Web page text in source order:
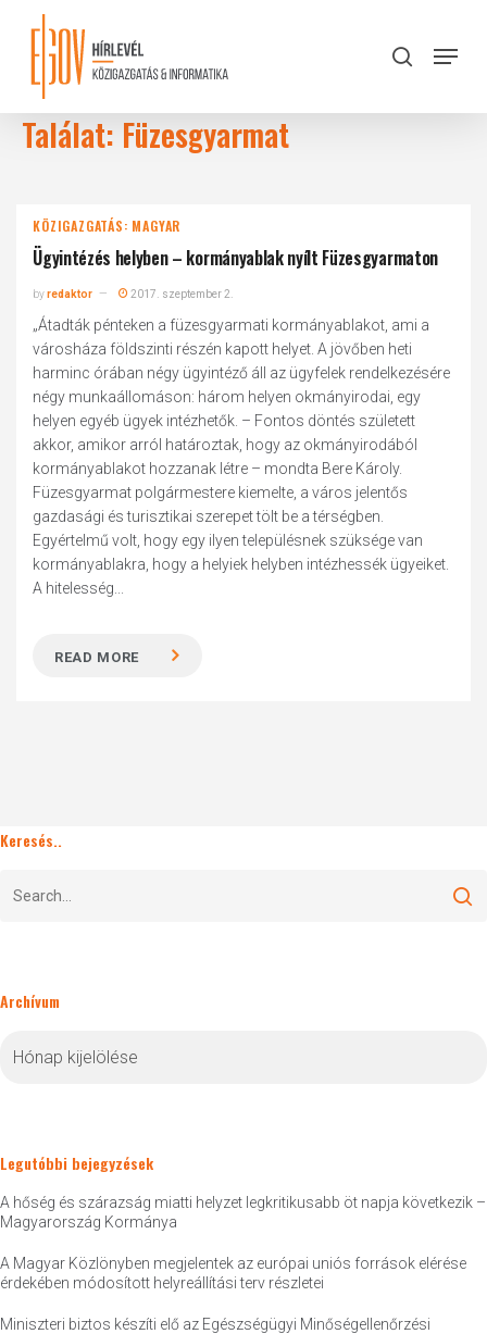
content
search
Menu
Találat: Füzesgyarmat
KÖZIGAZGATÁS: MAGYAR
Ügyintézés helyben – kormányablak nyílt Füzesgyarmaton
byredaktor 2017. szeptember 2.
„Átadták pénteken a füzesgyarmati kormányablakot, ami a
városháza földszinti részén kapott helyet. A jövőben heti
harminc órában négy ügyintéző áll az ügyfelek rendelkezésére
négy munkaállomáson: három helyen okmányirodai, egy
helyen egyéb ügyek intézhetők. – Fontos döntés született
akkor, amikor arról határoztak, hogy az okmányirodából
kormányablakot hozzanak létre – mondta Bere Károly.
Füzesgyarmat polgármestere kiemelte, a város jelentős
gazdasági és turisztikai szerepet tölt be a térségben.
Egyértelmű volt, hogy egy ilyen településnek szüksége van
kormányablakra, hogy a helyiek helyben intézhessék ügyeiket.
A hitelesség...
READ MORE
Keresés..
Archívum
Legutóbbi bejegyzések
A hőség és szárazság miatti helyzet legkritikusabb öt napja következik –
Magyarország Kormánya
A Magyar Közlönyben megjelentek az európai uniós források elérése
érdekében módosított helyreállítási terv részletei
Miniszteri biztos készíti elő az Egészségügyi Minőségellenőrzési
Close